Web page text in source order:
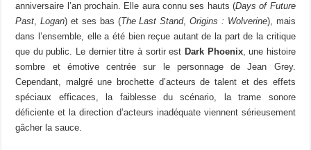
anniversaire l’an prochain. Elle aura connu ses hauts (Days of Future
Past,Logan) et ses bas (The Last Stand,Origins : Wolverine), mais
dans l’ensemble, elle a été bien reçue autant de la part de la critique
que du public. Le dernier titre à sortir est Dark Phoenix, une histoire
sombre et émotive centrée sur le personnage de Jean Grey.
Cependant, malgré une brochette d’acteurs de talent et des effets
spéciaux efficaces, la faiblesse du scénario, la trame sonore
déficiente et la direction d’acteurs inadéquate viennent sérieusement
gâcher la sauce.